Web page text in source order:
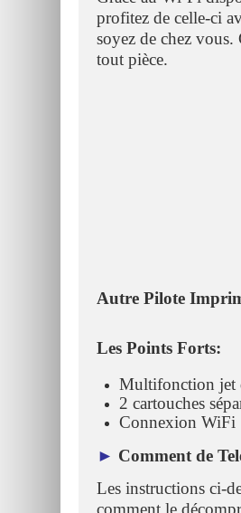
profitez de celle-ci
soyez de chez vous.
tout pièce.
Autre Pilote
Les Points Forts:
Multifonction jet
2 cartouches
Connexion WiFi
► Comment de
Les instructions ci-
comment le